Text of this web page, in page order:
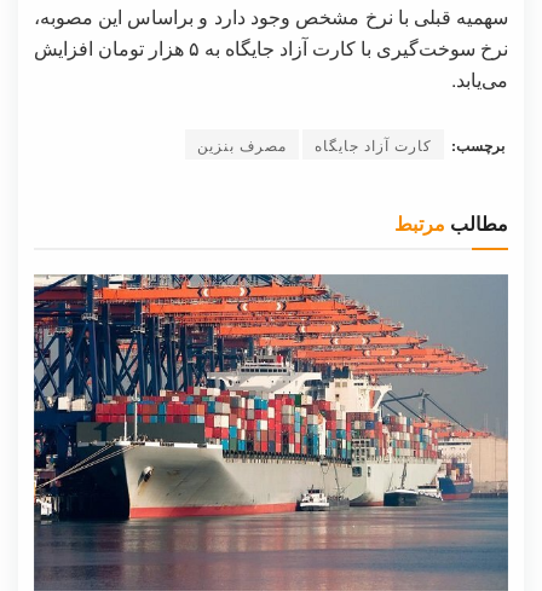
سهمیه قبلی با نرخ مشخص وجود دارد و براساس این مصوبه،
نرخ سوخت‌گیری با کارت آزاد جایگاه به ۵ هزار تومان افزایش
می‌یابد.
برچسب: کارت آزاد جایگاه مصرف بنزین
مطالب مرتبط